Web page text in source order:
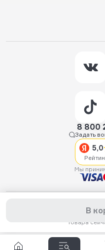
В
Товара
8 800
Задать
5,0
Мы
самокатов, запчастей для